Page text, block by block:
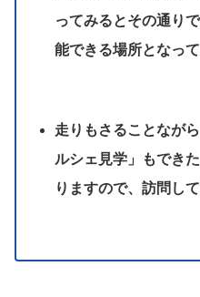
ってみるとその通り
能できる場所となっ
走りもさることなが
ルシェ見学」もでき
りますので、訪問し